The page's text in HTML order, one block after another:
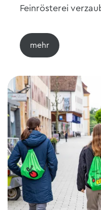
Feinrösterei